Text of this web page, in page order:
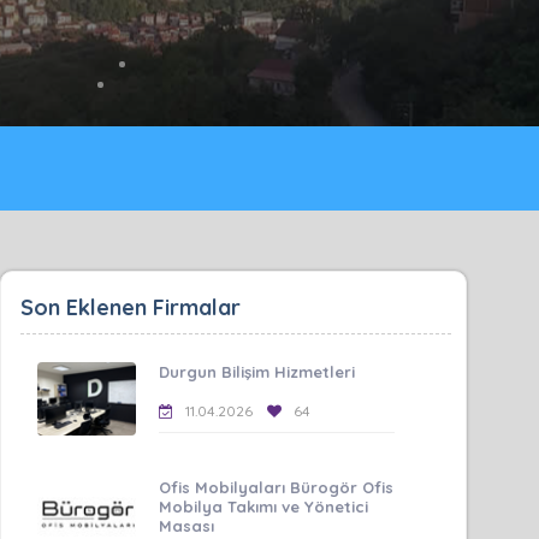
Son Eklenen Firmalar
Durgun Bilişim Hizmetleri
11.04.2026 64
Ofis Mobilyaları Bürogör Ofis
Mobilya Takımı ve Yönetici
Masası